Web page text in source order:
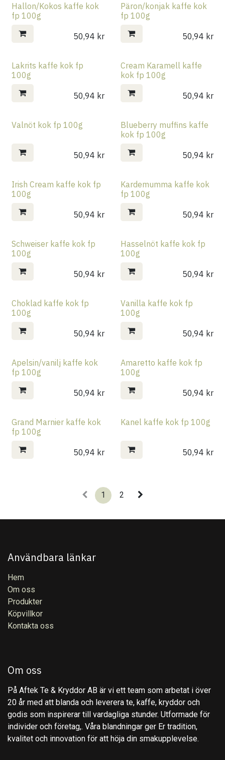
Hallon/Kokos kaffe kok
fp 100g
50,94 kr
Päron/konjak kaffe kok
fp 100g
50,94 kr
Lakrits kaffe kok fp
100g
50,94 kr
Cream Karamell kaffe
kok fp 100g
50,94 kr
Valnöt kok fp 100g
50,94 kr
Blueberry muffins kaffe
kok fp 100g
50,94 kr
Irish Cream kaffe kok fp
100g
50,94 kr
Kardemumma kaffe kok
fp 100g
50,94 kr
Schweiser kaffe kok fp
100g
50,94 kr
Hasselnöt kaffe kok fp
100g
50,94 kr
Choklad kaffe kok fp
100g
50,94 kr
Vanilla kaffe kok fp
100g
50,94 kr
Apelsin/vanilj kaffe kok
fp 100g
50,94 kr
Amaretto kaffe kok fp
100g
50,94 kr
Grand Marnier kaffe kok
fp 100g
50,94 kr
Kanel kaffe kok fp 100g
50,94 kr
1 2
Användbara länkar
Hem
Om oss
Produkter
Köpvillkor
Kontakta oss
Om oss
På Aftek Te & Kryddor AB är vi ett team som arbetat i över
20 år med att blanda och leverera te, kaffe, kryddor och
godis som inspirerar till vardagliga stunder. Utformade för
individer och företag,. Våra blandningar ger Er tradition,
kvalitet och innovation för att höja din smakupplevelse.